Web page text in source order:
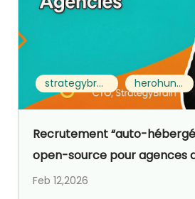
strategybrain ai recruiter vs herohunt.ai herohunt.ai alternative
Recrutement “auto-
open-source pour agences
Strategybrain AI Recruiter vs
Feb 12,2026